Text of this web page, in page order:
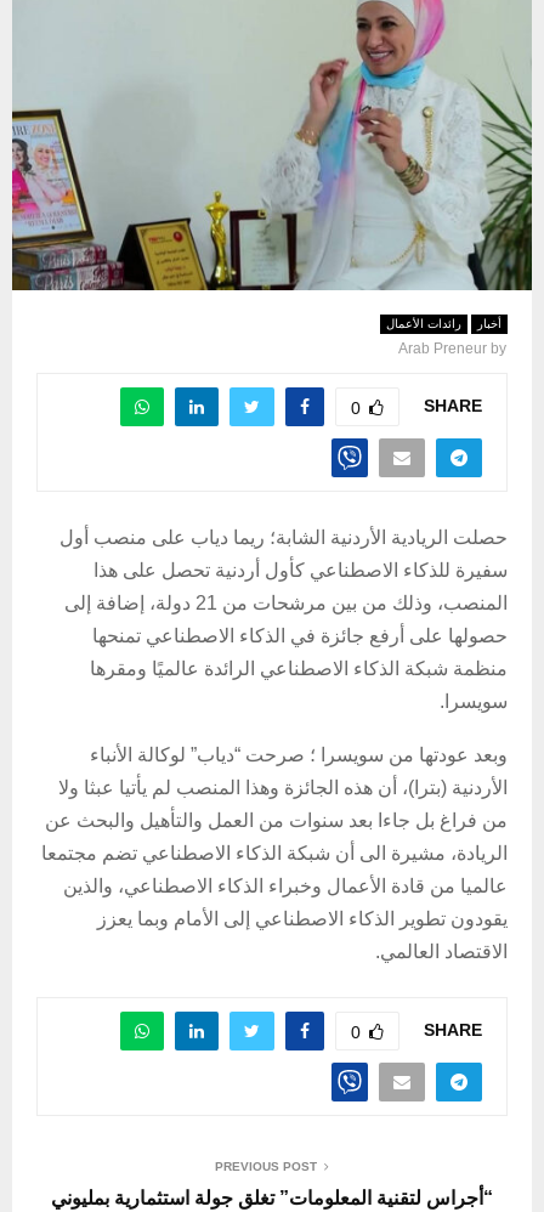
أخبار رائدات الأعمال
by
Arab Preneur
SHARE
0
حصلت الريادية الأردنية الشابة؛ ريما دياب على منصب أول
سفيرة للذكاء الاصطناعي كأول أردنية تحصل على هذا
المنصب، وذلك من بين مرشحات من 21 دولة، إضافة إلى
حصولها على أرفع جائزة في الذكاء الاصطناعي تمنحها
منظمة شبكة الذكاء الاصطناعي الرائدة عالميًا ومقرها
سويسرا.
وبعد عودتها من سويسرا ؛ صرحت “دياب” لوكالة الأنباء
الأردنية (بترا)، أن هذه الجائزة وهذا المنصب لم يأتيا عبثا ولا
من فراغ بل جاءا بعد سنوات من العمل والتأهيل والبحث عن
الريادة، مشيرة الى أن شبكة الذكاء الاصطناعي تضم مجتمعا
عالميا من قادة الأعمال وخبراء الذكاء الاصطناعي، والذين
يقودون تطوير الذكاء الاصطناعي إلى الأمام وبما يعزز
الاقتصاد العالمي.
SHARE
0
PREVIOUS POST
“أجراس لتقنية المعلومات” تغلق جولة استثمارية بمليوني